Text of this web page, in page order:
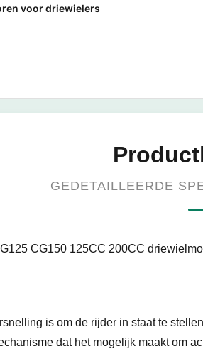
voor driewielers
GEDETAILLEERDE
CG150 125CC 200CC
is om de rijder in staat te
dat het mogelijk maakt om